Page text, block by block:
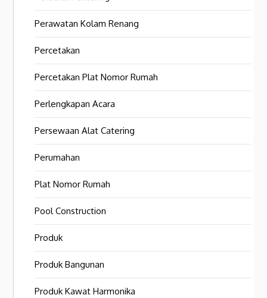
Perawatan Kolam Renang
Percetakan
Percetakan Plat Nomor Rumah
Perlengkapan Acara
Persewaan Alat Catering
Perumahan
Plat Nomor Rumah
Pool Construction
Produk
Produk Bangunan
Produk Kawat Harmonika